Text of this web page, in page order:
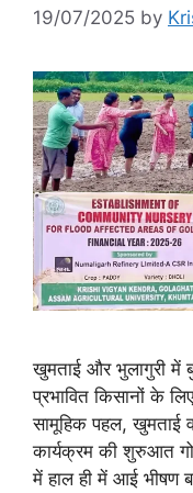
19/07/2025 by
खुमताई और भुलागुरी में
प्रभावित किसानों के
सामूहिक पहल, खुमताई व
कार्यक्रम की शुरुआत
में हाल ही में आई भीषण